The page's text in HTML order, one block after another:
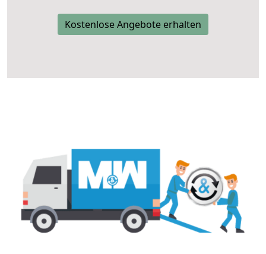
Kostenlose Angebote erhalten